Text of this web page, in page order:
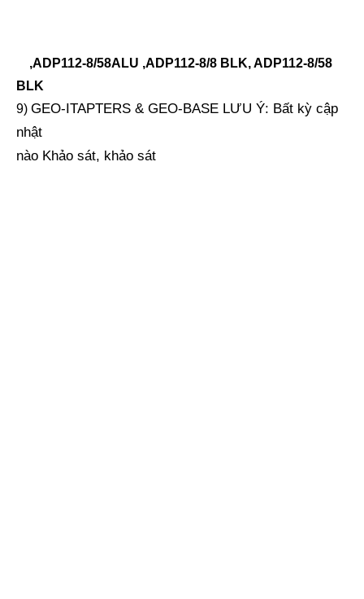
,ADP112-8/58ALU ,ADP112-8/8 BLK,ADP112-8/58
BLK
9) GEO-ITAPTERS & GEO-BASE LƯU Ý: Bất kỳ cập
nhật
nào Khảo sát, khảo sát